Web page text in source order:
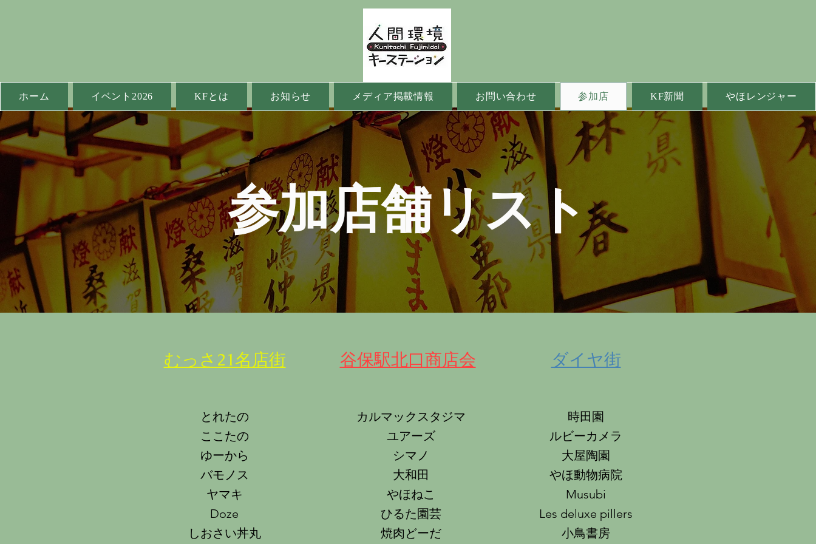
ホーム イベント2026 KFとは お知らせ メディア掲載情報 お問い合わせ 参加店 KF新聞 やほレンジャー
​参加店舗リスト
​むっさ21名店街
​とれたの
ここたの
ゆーから
バモノス
ヤマキ
Doze
しおさい丼丸
​谷保駅北口商店会 ​ダイヤ街
​カルマックスタジマ
ユアーズ
シマノ
大和田
やほねこ
ひるた園芸
焼肉どーだ
時田園
ルビーカメラ
大屋陶園
やほ動物病院
Musubi
Les deluxe pillers​
​小鳥書房